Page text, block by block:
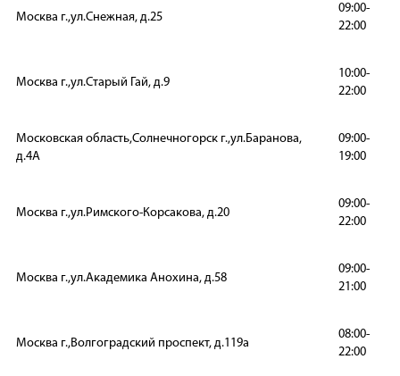
Москва г.,ул.Снежная, д.25
09:00-
22:00
Москва г.,ул.Старый Гай, д.9
10:00-
22:00
Московская область,Солнечногорск г.,ул.Баранова,
д.4А
09:00-
19:00
Москва г.,ул.Римского-Корсакова, д.20
09:00-
22:00
Москва г.,ул.Академика Анохина, д.58
09:00-
21:00
Москва г.,Волгоградский проспект, д.119а
08:00-
22:00